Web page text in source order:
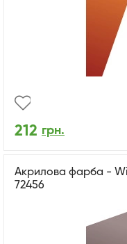
212 грн.
Акрилова фарба -
72456